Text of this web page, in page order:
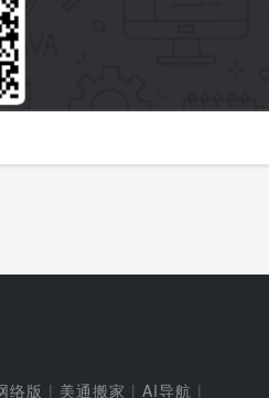
络版 | 美通搬家 | AI导航 |